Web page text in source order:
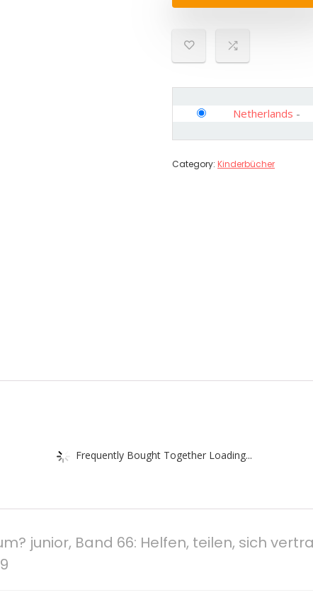
Netherlands -
Category: Kinderbücher
Frequently Bought Together Loading...
junior, Band 66: Helfen, teilen, sich